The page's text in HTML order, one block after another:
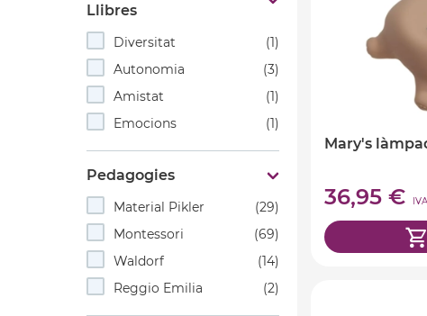
Llibres
Diversitat
(1)
Autonomia
(3)
Amistat
(1)
Emocions
(1)
Pedagogies
Material Pikler
(29)
Montessori
(69)
Waldorf
(14)
Reggio Emilia
(2)
Mary's
36,95 €